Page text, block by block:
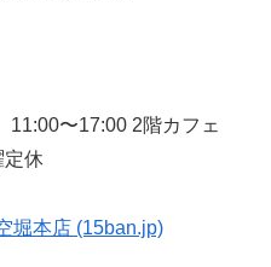
11:00〜17:00 2階カフェ
休
堀本店 (15ban.jp)